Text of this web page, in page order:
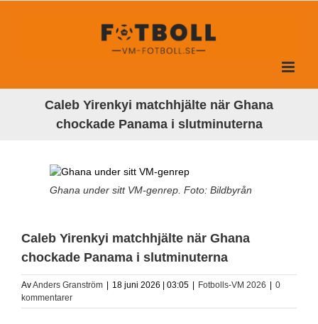
Caleb Yirenkyi matchhjälte när Ghana
chockade Panama i slutminuterna
Ghana under sitt VM-genrep. Foto: Bildbyrån
Caleb Yirenkyi matchhjälte när Ghana
chockade Panama i slutminuterna
AvAnders Granström | 18 juni 2026 | 03:05 | Fotbolls-VM 2026 | 0
kommentarer